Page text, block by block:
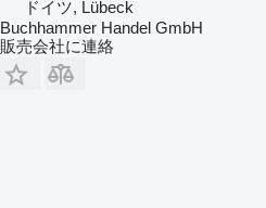
ドイツ, Lübeck
Buchhammer Handel GmbH
販売会社に連絡